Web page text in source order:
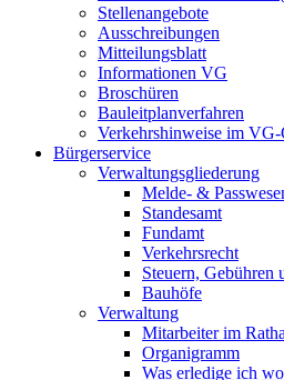
Stellenangebote
Ausschreibungen
Mitteilungsblatt
Informationen VG
Broschüren
Bauleitplanverfahren
Verkehrshinweise im VG-
Bürgerservice
Verwaltungsgliederung
Melde- &
Standesamt
Fundamt
Verkehrsrecht
Steuern, Gebühren
Bauhöfe
Verwaltung
Mitarbeiter im
Organigramm
Was erledige ich wo